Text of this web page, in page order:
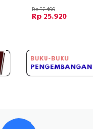
Rp 32.400
Rp 25.920